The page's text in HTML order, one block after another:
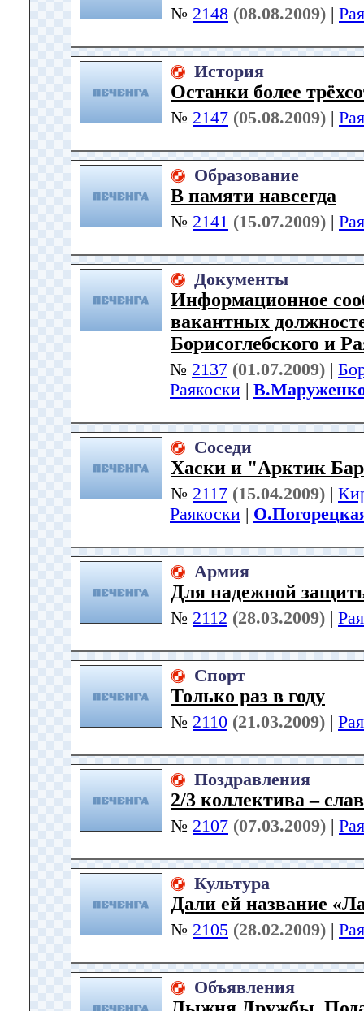
№ 2148 (08.08.2009) |
История
Останки более
№ 2147 (05.08.2009) |
Образование
В памяти навсегда
№ 2141 (15.07.2009) |
Документы
Информационное
вакантных
Борисоглебского и
№ 2137 (01.07.2009) |
Раякоски |
Соседи
Хаски и "Арктик
№ 2117 (15.04.2009) |
Раякоски |
Армия
Для надежной
№ 2112 (28.03.2009) |
Спорт
Только раз в году
№ 2110 (21.03.2009) |
Поздравления
2/3 коллектива –
№ 2107 (07.03.2009) |
Культура
Дали ей название
№ 2105 (28.02.2009) |
Объявления